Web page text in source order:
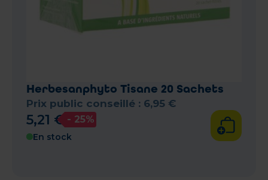
Herbesanphyto Tisane 20 Sachets
Prix public conseillé : 6,95 €
5,21 € - 25%
En stock